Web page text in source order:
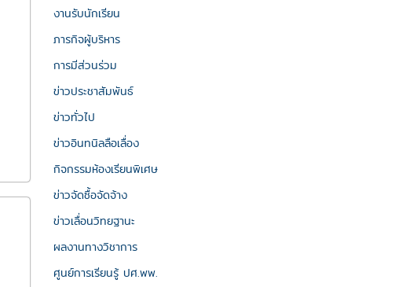
งานรับนักเรียน
ภารกิจผู้บริหาร
การมีส่วนร่วม
ข่าวประชาสัมพันธ์
ข่าวทั่วไป
ข่าวอินทนิลลือเลื่อง
กิจกรรมห้องเรียนพิเศษ
ข่าวจัดซื้อจัดจ้าง
ข่าวเลื่อนวิทยฐานะ
ผลงานทางวิชาการ
ศูนย์การเรียนรู้ ปศ.พพ.